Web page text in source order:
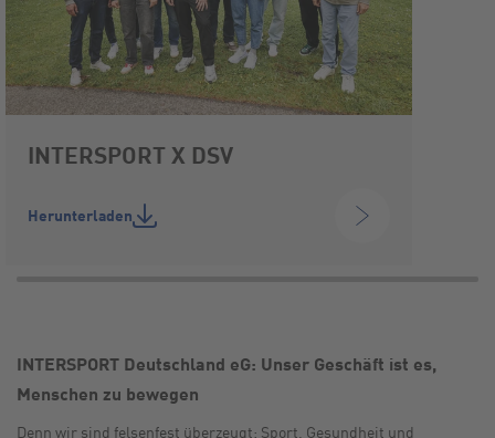
INTERSPORT X DSV
Herunterladen
INTERSPORT Deutschland eG: Unser Geschäft ist es,
Menschen zu bewegen
Denn wir sind felsenfest überzeugt: Sport, Gesundheit und